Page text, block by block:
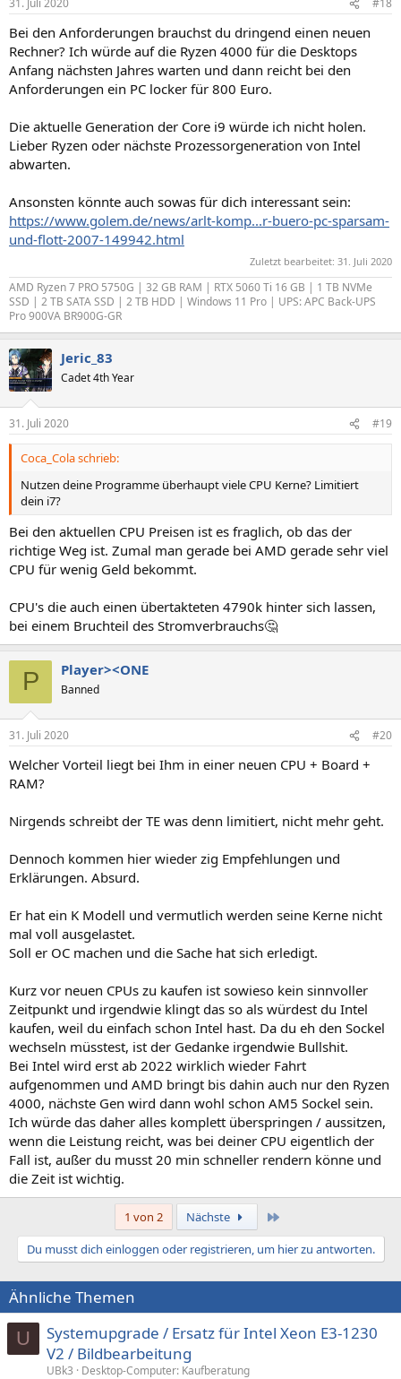
31. Juli 2020 #18
Bei den Anforderungen brauchst du dringend einen neuen
Rechner? Ich würde auf die Ryzen 4000 für die Desktops
Anfang nächsten Jahres warten und dann reicht bei den
Anforderungen ein PC locker für 800 Euro.
Die aktuelle Generation der Core i9 würde ich nicht holen.
Lieber Ryzen oder nächste Prozessorgeneration von Intel
abwarten.
Ansonsten könnte auch sowas für dich interessant sein:
https://www.golem.de/news/arlt-komp...r-buero-pc-sparsam-
und-flott-2007-149942.html
Zuletzt bearbeitet: 31. Juli 2020
AMD Ryzen 7 PRO 5750G | 32 GB RAM | RTX 5060 Ti 16 GB | 1 TB NVMe
SSD | 2 TB SATA SSD | 2 TB HDD | Windows 11 Pro | UPS: APC Back-UPS
Pro 900VA BR900G-GR
Jeric_83
Cadet 4th Year
31. Juli 2020 #19
Coca_Cola schrieb:
Nutzen deine Programme überhaupt viele CPU Kerne? Limitiert
dein i7?
Bei den aktuellen CPU Preisen ist es fraglich, ob das der
richtige Weg ist. Zumal man gerade bei AMD gerade sehr viel
CPU für wenig Geld bekommt.
CPU's die auch einen übertakteten 4790k hinter sich lassen,
bei einem Bruchteil des Stromverbrauchs🤔
P Player><ONE
Banned
31. Juli 2020 #20
Welcher Vorteil liegt bei Ihm in einer neuen CPU + Board +
RAM?
Nirgends schreibt der TE was denn limitiert, nicht mehr geht.
Dennoch kommen hier wieder zig Empfehlungen und
Erklärungen. Absurd.
Er hat ein K Modell und vermutlich werden seine Kerne nicht
mal voll ausgelastet.
Soll er OC machen und die Sache hat sich erledigt.
Kurz vor neuen CPUs zu kaufen ist sowieso kein sinnvoller
Zeitpunkt und irgendwie klingt das so als würdest du Intel
kaufen, weil du einfach schon Intel hast. Da du eh den Sockel
wechseln müsstest, ist der Gedanke irgendwie Bullshit.
Bei Intel wird erst ab 2022 wirklich wieder Fahrt
aufgenommen und AMD bringt bis dahin auch nur den Ryzen
4000, nächste Gen wird dann wohl schon AM5 Sockel sein.
Ich würde das daher alles komplett überspringen / aussitzen,
wenn die Leistung reicht, was bei deiner CPU eigentlich der
Fall ist, außer du musst 20 min schneller rendern könne und
die Zeit ist wichtig.
1 von 2 Nächste
Du musst dich einloggen oder registrieren, um hier zu antworten.
Ähnliche Themen
U
Systemupgrade / Ersatz für Intel Xeon E3-1230
V2 / Bildbearbeitung
UBk3
Desktop-Computer: Kaufberatung